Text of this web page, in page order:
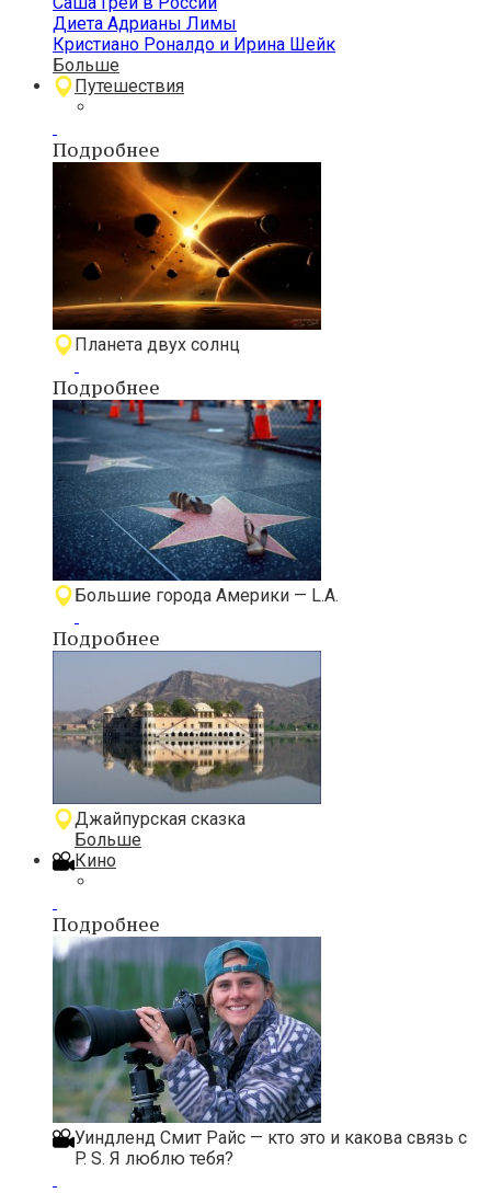
Диета Адрианы Лимы
Кристиано Роналдо и Ирина Шейк
Больше
Путешествия
Подробнее
Планета двух солнц
Подробнее
Большие города Америки — L.A.
Подробнее
Джайпурская сказка
Больше
Кино
Подробнее
Уиндленд Смит Райс — кто это и какова связь с
P. S. Я люблю тебя?